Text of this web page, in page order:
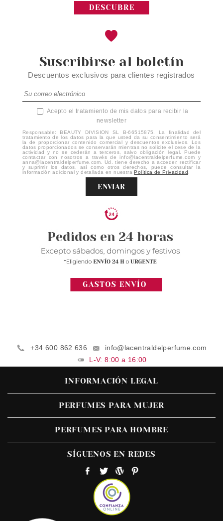
Suscribirse al boletín
Descuentos exclusivos para clientes registrados
Acepto el tratamiento de mis datos para recibir la
newsletter
Responsable: BEAUTY DIVISION SL B-66515875. La finalidad del
tratamiento de los datos para la que usted da su consentimiento será
la de proporcionar contenido comercial y descuentos exclusivos. Los
datos proporcionados se conservarán mientras no solicite el cese de la
actividad y no se cederán a terceros, salvo obligación legal. Puede
contactar con nosotros a través de info@lacentraldelperfume.com y
anna@lacentraldelperfume.com. Ud. tiene derecho a acceder, rectificar
y suprimir los datos, así como otros derechos, puede consultar la
información adicional y detallada en nuestraPolítica de Privacidad
ENVIAR
+34 600 862 636
info@lacentraldelperfume.com
L-V: 8:00 a 16:00
INFORMACIÓN LEGAL
PERFUMES PARA MUJER
PERFUMES PARA HOMBRE
SÍGUENOS EN REDES